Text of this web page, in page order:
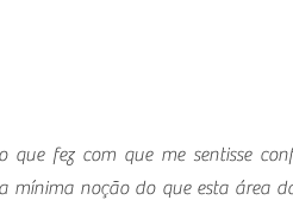
fez com que me sentisse
mínima noção do que esta área